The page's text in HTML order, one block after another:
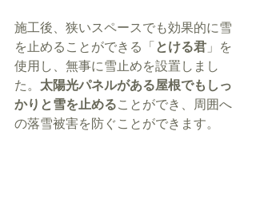
施工後、狭いスペースでも効果的に雪
を止めることができる「 とける君 」を
使用し、無事に雪止めを設置しまし
た。 太陽光パネルがある屋根でもしっ
かりと雪を止めることができ、周囲へ
の落雪被害を防ぐことができます。